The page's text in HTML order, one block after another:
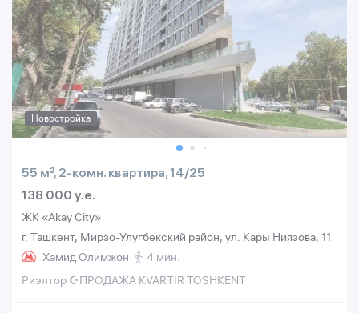
Новостройка
55 м², 2-комн. квартира, 14/25
138 000 y.e.
ЖК «Akay City»
г. Ташкент, Мирзо-Улугбекский район, ул. Кары Ниязова, 11
Хамид Олимжон
4 мин.
Риэлтор ☪️ПРОДАЖА KVARTIR TOSHKENT